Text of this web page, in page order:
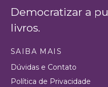
Democratizar a
livros.
SAIBA MAIS
Dúvidas e Contato
Política de Privacidade